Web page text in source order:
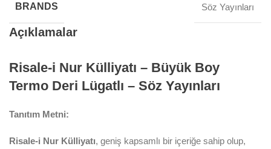
BRANDS Söz Yayınları
Açıklamalar
Risale-i Nur Külliyatı – Büyük Boy
Termo Deri Lügatlı – Söz Yayınları
Tanıtım Metni:
Risale-i Nur Külliyatı, geniş kapsamlı bir içeriğe sahip olup,